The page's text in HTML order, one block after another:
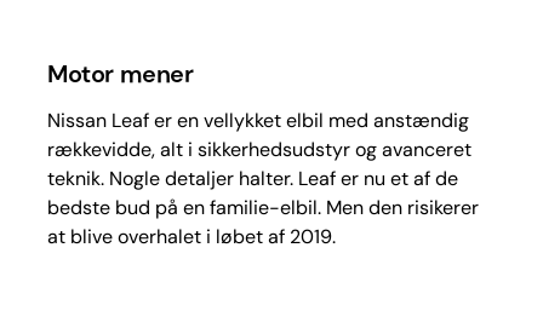
Motor mener
Nissan Leaf er en vellykket elbil med anstændig
rækkevidde, alt i sikkerhedsudstyr og avanceret
teknik. Nogle detaljer halter. Leaf er nu et af de
bedste bud på en familie-elbil. Men den risikerer
at blive overhalet i løbet af 2019.